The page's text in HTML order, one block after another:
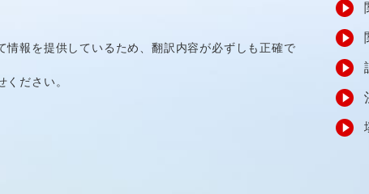
報を提供しているため、翻訳内容が必ずしも正確で
ださい。